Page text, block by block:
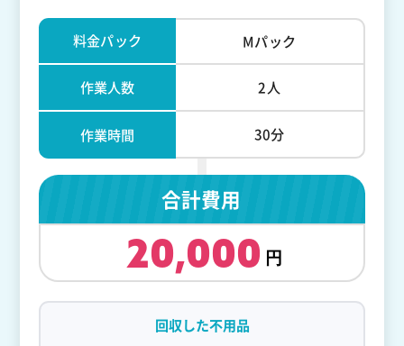
料金パック Mパック
作業人数 2人
作業時間 30分
合計費用
20,000
回収した不用品